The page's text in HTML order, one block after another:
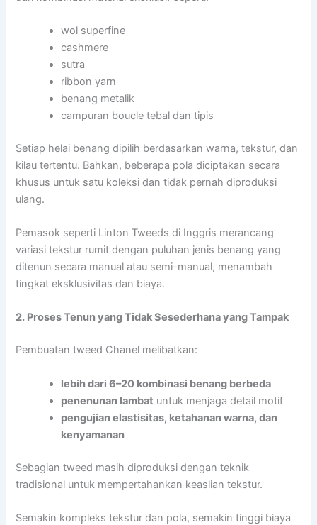
wol superfine
cashmere
sutra
ribbon yarn
benang metalik
campuran boucle tebal dan tipis
Setiap helai benang dipilih berdasarkan warna, tekstur, dan
kilau tertentu. Bahkan, beberapa pola diciptakan secara
khusus untuk satu koleksi dan tidak pernah diproduksi
ulang.
Pemasok seperti Linton Tweeds di Inggris merancang
variasi tekstur rumit dengan puluhan jenis benang yang
ditenun secara manual atau semi-manual, menambah
tingkat eksklusivitas dan biaya.
2. Proses Tenun yang Tidak Sesederhana yang Tampak
Pembuatan tweed Chanel melibatkan:
lebih dari 6–20 kombinasi benang berbeda
penenunan lambat untuk menjaga detail motif
pengujian elastisitas, ketahanan warna, dan
kenyamanan
Sebagian tweed masih diproduksi dengan teknik
tradisional untuk mempertahankan keaslian tekstur.
Semakin kompleks tekstur dan pola, semakin tinggi biaya